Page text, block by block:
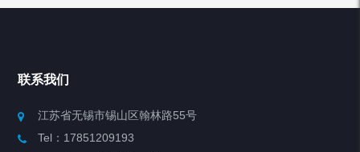
产品列表
制冷加热动态控温系统
联系我们
江苏省无锡市锡山区翰林路55号
Tel：17851209193